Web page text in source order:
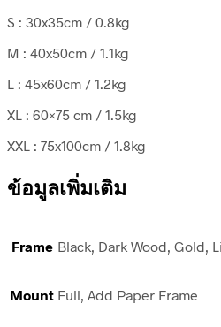
S : 30x35cm / 0.8kg
M : 40x50cm / 1.1kg
L : 45x60cm / 1.2kg
XL : 60×75 cm / 1.5kg
XXL : 75x100cm / 1.8kg
ข้อมูลเพิ่มเติม
Frame Black, Dark Wood, Gold,
Mount Full, Add Paper Frame